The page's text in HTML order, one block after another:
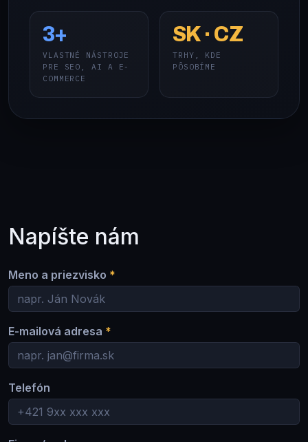
3+
VLASTNÉ NÁSTROJE
PRE SEO, AI A E-
COMMERCE
SK · CZ
TRHY, KDE
PÔSOBÍME
Napíšte nám
Meno a priezvisko *
E-mailová adresa *
Telefón